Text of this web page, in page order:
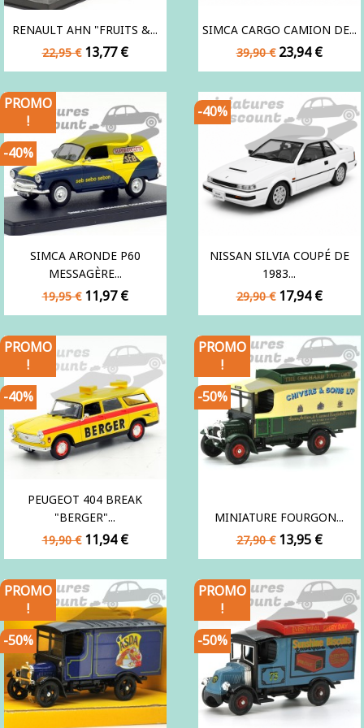
RENAULT AHN "FRUITS &...
Prix
de
22,95 € Prix
13,77 €
SIMCA CARGO CAMION DE...
Prix
de
39,90 € Prix
23,94 €
SIMCA ARONDE P60
MESSAGÈRE...
Prix
de
19,95 € Prix
11,97 €
PROMO
!
-40%
NISSAN SILVIA COUPÉ DE
1983...
Prix
de
29,90 € Prix
17,94 €
-40%
PEUGEOT 404 BREAK
"BERGER"...
Prix
de
19,90 € Prix
11,94 €
PROMO
!
-40%
MINIATURE FOURGON...
Prix
de
27,90 € Prix
13,95 €
PROMO
!
-50%
PROMO
!
-50%
PROMO
!
-50%